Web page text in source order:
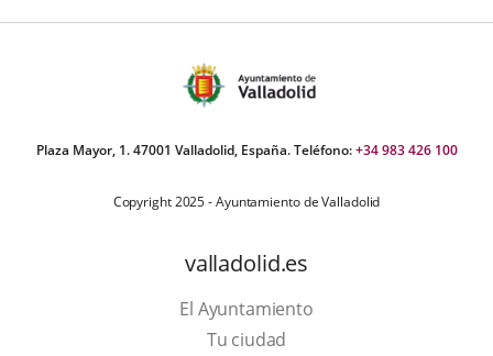
Plaza Mayor, 1. 47001 Valladolid, España. Teléfono:+34 983 426 100
Copyright 2025 - Ayuntamiento de Valladolid
valladolid.es
El Ayuntamiento
Tu ciudad